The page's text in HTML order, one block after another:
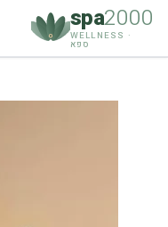
spa2000
WELLNESS ·
ספא